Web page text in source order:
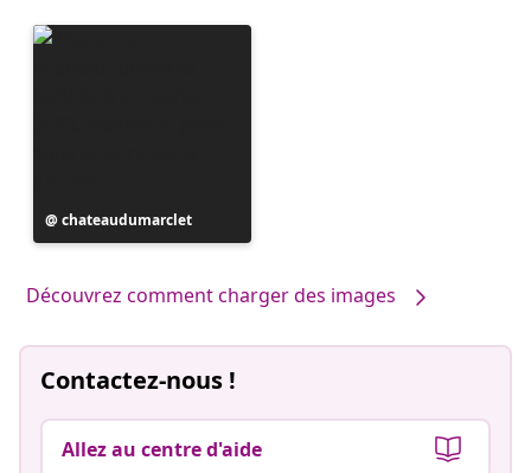
Publication
publiée
chateaudumarclet
Découvrez comment charger des images
Contactez-nous !
Allez au centre d'aide